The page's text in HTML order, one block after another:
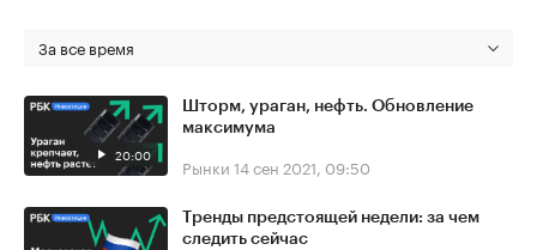
За все время
20:00
Шторм, ураган, нефть. Обновление
максимума
Рынки 14 сен 2021, 09:50
Тренды предстоящей недели: за чем
следить сейчас